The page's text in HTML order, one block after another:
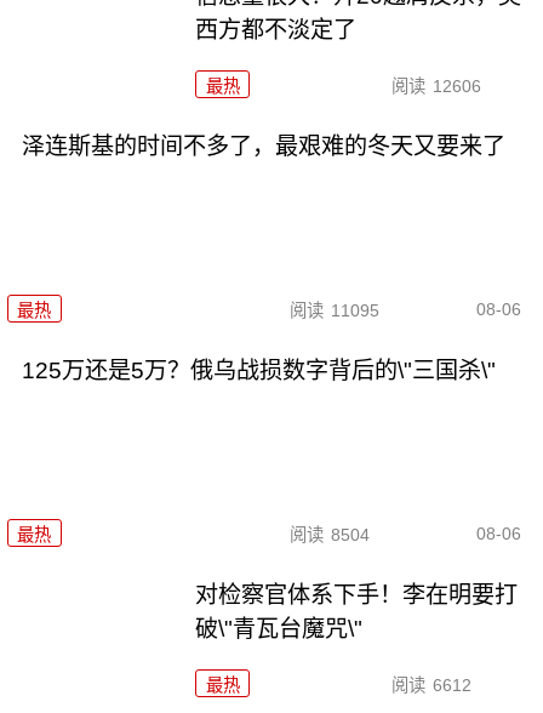
西方都不淡定了
最热 阅读 12606
泽连斯基的时间不多了，最艰难的冬天又要来了
最热 阅读 11095 08-06
125万还是5万？俄乌战损数字背后的\"三国杀\"
最热 阅读 8504 08-06
对检察官体系下手！李在明要打
破\"青瓦台魔咒\"
最热 阅读 6612